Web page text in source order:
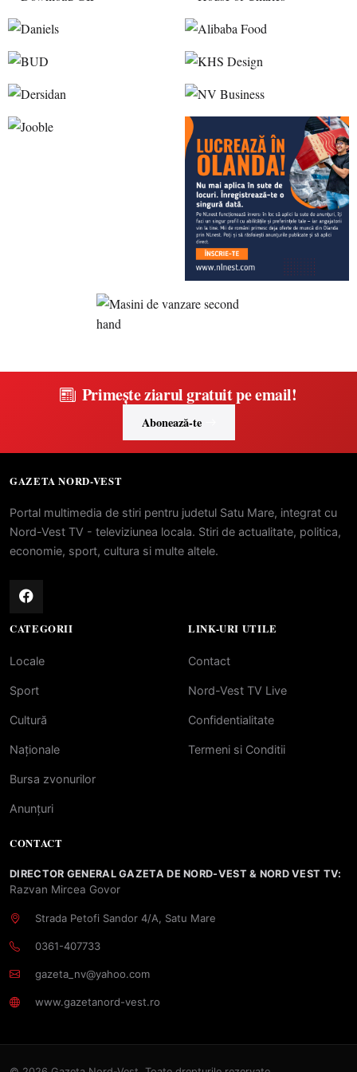
Primește ziarul gratuit pe email!
Abonează-te
GAZETA NORD-VEST
Portal multimedia de stiri pentru judetul Satu Mare, integrat cu
Nord-Vest TV - televiziunea locala. Stiri de actualitate, politica,
economie, sport, cultura si multe altele.
CATEGORII
Locale
Sport
Cultură
Naționale
Bursa zvonurilor
Anunțuri
LINK-URI UTILE
Contact
Nord-Vest TV Live
Confidentialitate
Termeni si Conditii
CONTACT
DIRECTOR GENERAL GAZETA DE NORD-VEST & NORD VEST TV:
Razvan Mircea Govor
Strada Petofi Sandor 4/A, Satu Mare
0361-407733
gazeta_nv@yahoo.com
www.gazetanord-vest.ro